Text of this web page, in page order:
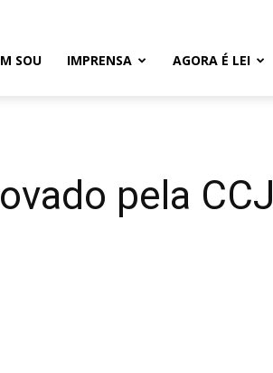
SOU IMPRENSA AGORA É LEI
pela CCJ